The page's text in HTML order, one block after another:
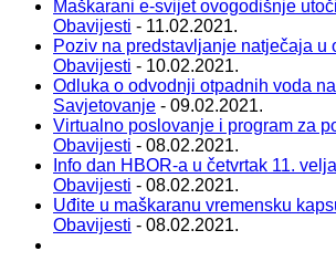
Maškarani e-svijet ovogodišnje
Obavijesti - 11.02.2021.
Poziv na predstavljanje natječaja
Obavijesti - 10.02.2021.
Odluka o odvodnji otpadnih voda
Savjetovanje - 09.02.2021.
Virtualno poslovanje i program za
Obavijesti - 08.02.2021.
Info dan HBOR-a u četvrtak 11.
Obavijesti - 08.02.2021.
Uđite u maškaranu vremensku
Obavijesti - 08.02.2021.